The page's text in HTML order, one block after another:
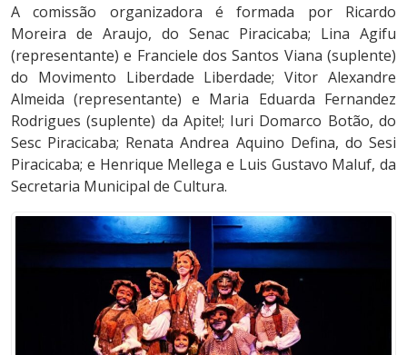
A comissão organizadora é formada por Ricardo
Moreira de Araujo, do Senac Piracicaba; Lina Agifu
(representante) e Franciele dos Santos Viana (suplente)
do Movimento Liberdade Liberdade; Vitor Alexandre
Almeida (representante) e Maria Eduarda Fernandez
Rodrigues (suplente) da Apite!; Iuri Domarco Botão, do
Sesc Piracicaba; Renata Andrea Aquino Defina, do Sesi
Piracicaba; e Henrique Mellega e Luis Gustavo Maluf, da
Secretaria Municipal de Cultura.